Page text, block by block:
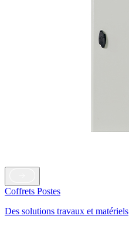
Coffrets Postes
Des solutions travaux et matériels